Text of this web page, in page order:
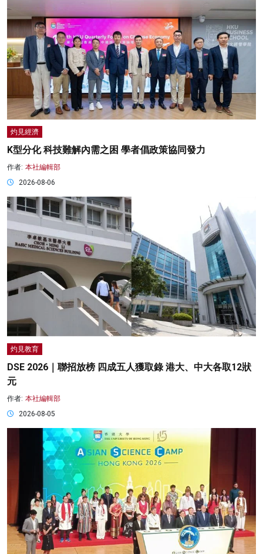
灼見經濟
K型分化 科技難解內需之困 學者倡政策協同發力
作者: 本社編輯部
2026-08-06
灼見教育
DSE 2026｜聯招放榜 四成五人獲取錄 港大、中大各取12狀
元
作者: 本社編輯部
2026-08-05